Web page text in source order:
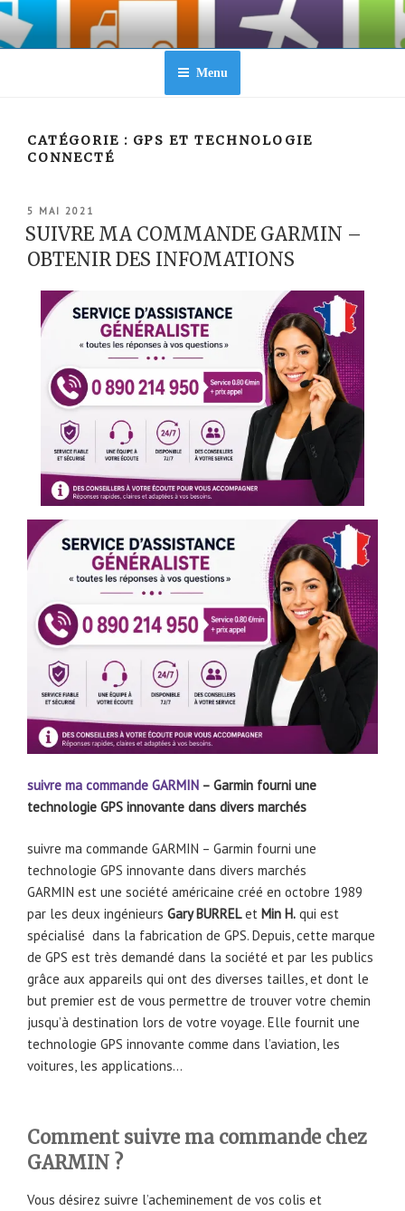
Aller
contenu
Menu
CATÉGORIE : GPS ET TECHNOLOGIE
CONNECTÉ
PUBLIÉ
LE
5 MAI 2021
SUIVRE MA COMMANDE GARMIN –
OBTENIR DES INFOMATIONS
suivre ma commande GARMIN – Garmin fourni une
technologie GPS innovante dans divers marchés
suivre ma commande GARMIN – Garmin fourni une
technologie GPS innovante dans divers marchés
GARMIN est une société américaine créé en octobre 1989
par les deux ingénieurs Gary BURRELet Min H. qui est
spécialisé dans la fabrication de GPS. Depuis, cette marque
de GPS est très demandé dans la société et par les publics
grâce aux appareils qui ont des diverses tailles, et dont le
but premier est de vous permettre de trouver votre chemin
jusqu’à destination lors de votre voyage. Elle fournit une
technologie GPS innovante comme dans l’aviation, les
voitures, les applications…
Comment suivre ma commande chez
GARMIN ?
Vous désirez suivre l’acheminement de vos colis et